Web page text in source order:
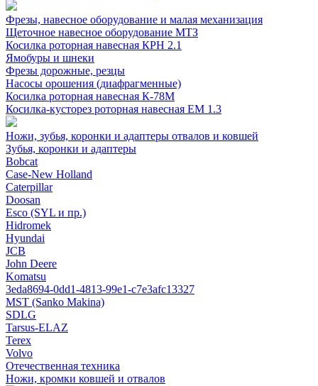
Фрезы, навесное оборудование и малая механизация
Щеточное навесное оборудование МТЗ
Косилка роторная навесная КРН 2.1
Ямобуры и шнеки
Фрезы дорожные, резцы
Насосы орошения (диафрагменные)
Косилка роторная навесная К-78М
Косилка-кусторез роторная навесная ЕМ 1.3
Ножи, зубья, коронки и адаптеры отвалов и ковшей
Зубья, коронки и адаптеры
Bobcat
Case-New Holland
Caterpillar
Doosan
Esco (SYL и пр.)
Hidromek
Hyundai
JCB
John Deere
Komatsu
3eda8694-0dd1-4813-99e1-c7e3afc13327
MST (Sanko Makina)
SDLG
Tarsus-ELAZ
Terex
Volvo
Отечественная техника
Ножи, кромки ковшей и отвалов